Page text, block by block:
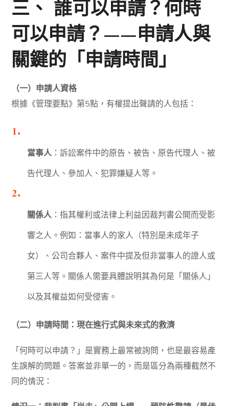
三、 誰可以申請？何時
可以申請？——申請人與
關鍵的「申請時間」
（一）申請人資格
根據《管理要點》第5點，有權提出聲請的人包括：
當事人：訴訟案件中的原告、被告、原告代理人、被
告代理人、參加人、犯罪嫌疑人等。
關係人：指其權利或法律上利益因裁判書公開而受影
響之人。例如：當事人的家人（特別是未成年子
女）、公司合夥人、案件中提及但非當事人的證人或
第三人等。關係人需要具體說明其為何是「關係人」
以及其權益如何受侵害。
（二）申請時間：現在進行式與未來式的救濟
「何時可以申請？」是實務上最常被詢問，也是最容易產
生誤解的問題。答案並非單一的，而是區分為兩種截然不
同的情況：